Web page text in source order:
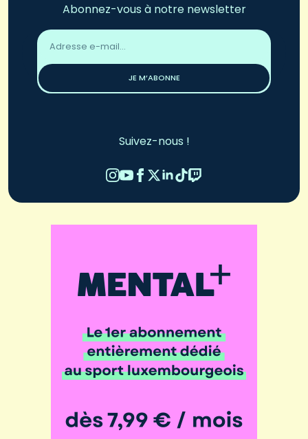
Abonnez-vous à notre newsletter
Adresse
email
JE M’ABONNE
Suivez-nous !